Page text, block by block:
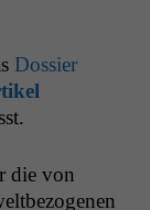
Dossier